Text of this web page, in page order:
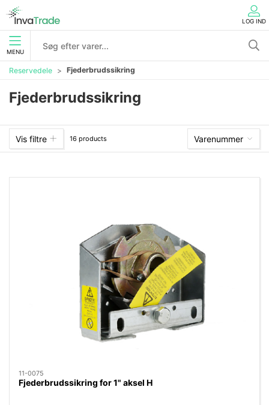
LOG IND
MENU
Reservedele Fjederbrudssikring
Fjederbrudssikring
Vis filtre 16 products Varenummer
11-0075
Fjederbrudssikring for 1" aksel H